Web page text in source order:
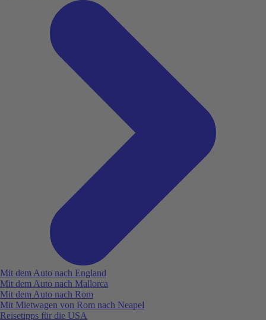
Mit dem Auto nach England
Mit dem Auto nach Mallorca
Mit dem Auto nach Rom
Mit Mietwagen von Rom nach Neapel
Reisetipps für die USA